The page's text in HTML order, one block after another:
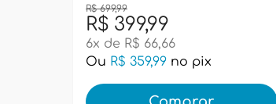
R$ 399,99
R$ 699,99
6x de R$ 66,66
Ou R$ 359,99 no pix